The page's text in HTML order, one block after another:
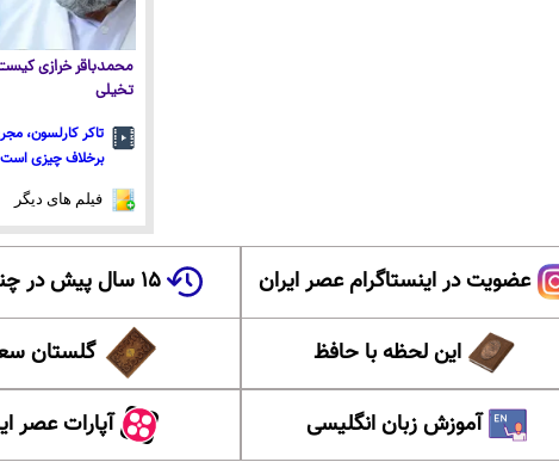
محمدباقر خرازی
تخیلی
تاکر کارلسون،
برخلاف چیزی است
فیلم های دیگر
عضویت در اینستاگرام عصر ایران ۱۵ سال پیش در چنین روزی
این لحظه با حافظ گلستان
آموزش زبان انگلیسی آپارات عصر